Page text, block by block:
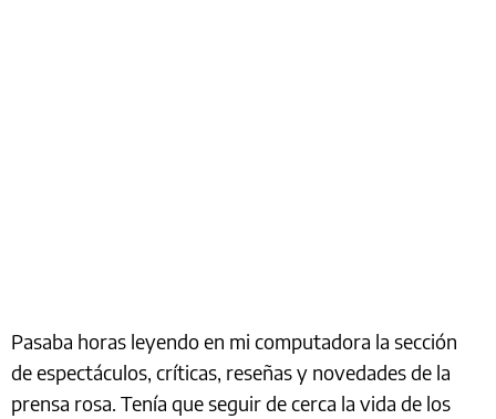
Pasaba horas leyendo en mi computadora la sección
de espectáculos, críticas, reseñas y novedades de la
prensa rosa. Tenía que seguir de cerca la vida de los